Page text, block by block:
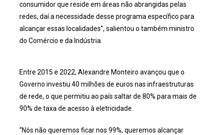
consumidor que reside em áreas não abrangidas pelas
redes, daí a necessidade desse programa específico para
alcançar essas localidades”, salientou o também ministro
do Comércio e da Indústria.
Entre 2015 e 2022, Alexandre Monteiro avançou que o
Governo investiu 40 milhões de euros nas infraestruturas
de rede, o que permitiu ao país saltar de 80% para mais de
90% de taxa de acesso à eletricidade.
“Nós não queremos ficar nos 99%, queremos alcançar